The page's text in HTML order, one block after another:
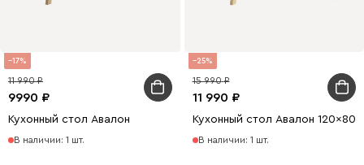
17
9990
11 990
Кухонный стол Авалон
В наличии: 1 шт.
25
11 990
15 990
Кухонный стол Авалон
В наличии: 1 шт.